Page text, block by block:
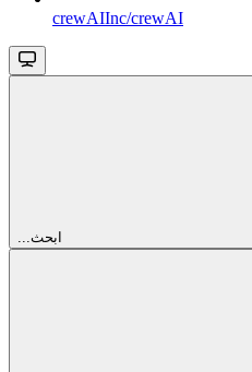
crewAIInc/crewAI
...ابحث